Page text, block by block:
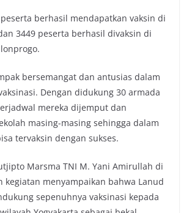
berhasil mendapatkan vaksin di
3449 peserta berhasil divaksin di
bersemangat dan antusias dalam
Dengan didukung 30 armada
mereka dijemput dan
masing-masing sehingga dalam
tervaksin dengan sukses.
Marsma TNI M. Yani Amirullah di
kegiatan menyampaikan bahwa Lanud
sepenuhnya vaksinasi kepada